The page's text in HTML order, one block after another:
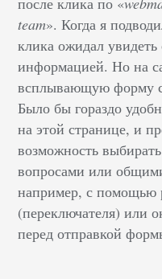
team». Когда я
клика ожидал
информацией. Но на
всплывающую форму
Было бы гораздо
на этой странице, и
возможность
вопросами или
например, с помощью
(переключателя) или
перед отправкой